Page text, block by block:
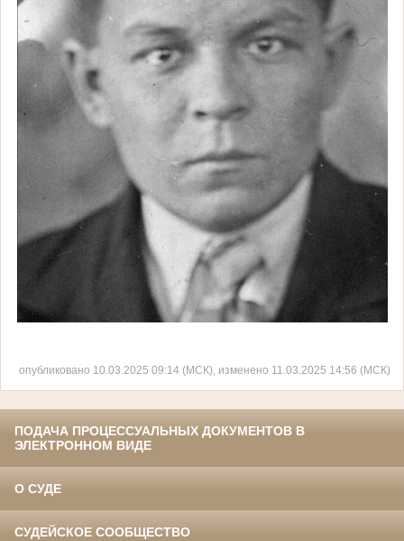
опубликовано 10.03.2025 09:14 (МСК), изменено 11.03.2025 14:56 (МСК)
ПОДАЧА ПРОЦЕССУАЛЬНЫХ ДОКУМЕНТОВ В
ЭЛЕКТРОННОМ ВИДЕ
О СУДЕ
СУДЕЙСКОЕ СООБЩЕСТВО